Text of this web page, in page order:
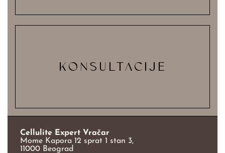
KONSULTACIJE
Cellulite Expert Vračar
Mome Kapora 12 sprat 1 stan 3,
11000 Beograd